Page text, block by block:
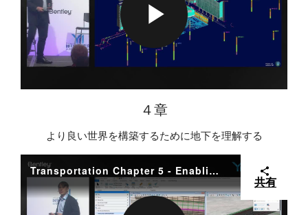
D
E
O
Y
V
I
P
L
A
４章
より良い世界を構築するために地下を理解する
Transportation Chapter 5 - Enabling the Next Generation
共有